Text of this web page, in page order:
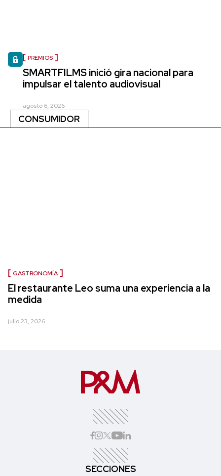
PREMIOS
SMARTFILMS inició gira nacional para
impulsar el talento audiovisual
agosto 6, 2026
CONSUMIDOR
GASTRONOMÍA
El restaurante Leo suma una experiencia a la
medida
julio 23, 2026
SECCIONES